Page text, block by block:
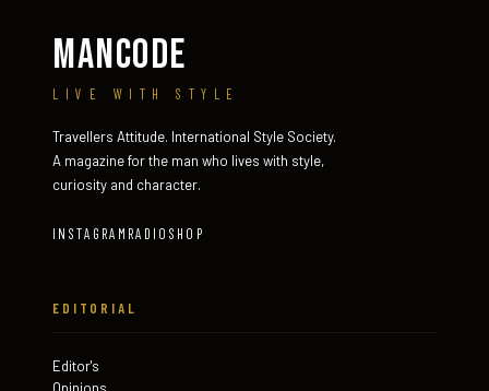
MANCODE
LIVE WITH STYLE
Travellers Attitude. International Style Society.
A magazine for the man who lives with style,
curiosity and character.
INSTAGRAM RADIO SHOP
EDITORIAL
Editor's